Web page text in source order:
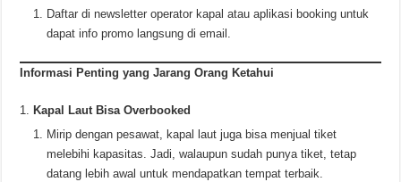
Daftar di newsletter operator kapal atau aplikasi booking untuk
dapat info promo langsung di email.
Informasi Penting yang Jarang Orang Ketahui
Kapal Laut Bisa Overbooked
Mirip dengan pesawat, kapal laut juga bisa menjual tiket
melebihi kapasitas. Jadi, walaupun sudah punya tiket, tetap
datang lebih awal untuk mendapatkan tempat terbaik.